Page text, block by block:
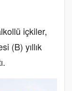
içkiler,
(B) yıllık